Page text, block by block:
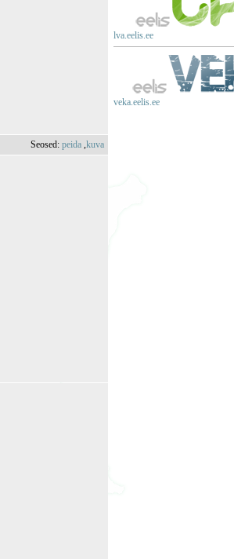
lva.eelis.ee
veka.eelis.ee
Seosed:peida ,kuva